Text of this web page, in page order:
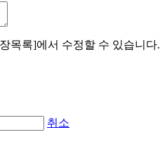
목록]에서 수정할 수 있습니다.
취소